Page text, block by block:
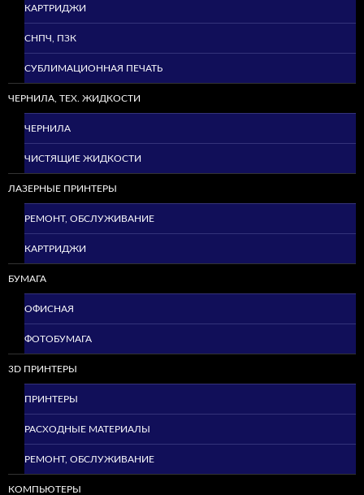
КАРТРИДЖИ
СНПЧ, ПЗК
СУБЛИМАЦИОННАЯ ПЕЧАТЬ
ЧЕРНИЛА, ТЕХ. ЖИДКОСТИ
ЧЕРНИЛА
ЧИСТЯЩИЕ ЖИДКОСТИ
ЛАЗЕРНЫЕ ПРИНТЕРЫ
РЕМОНТ, ОБСЛУЖИВАНИЕ
КАРТРИДЖИ
БУМАГА
ОФИСНАЯ
ФОТОБУМАГА
3D ПРИНТЕРЫ
ПРИНТЕРЫ
РАСХОДНЫЕ МАТЕРИАЛЫ
РЕМОНТ, ОБСЛУЖИВАНИЕ
КОМПЬЮТЕРЫ